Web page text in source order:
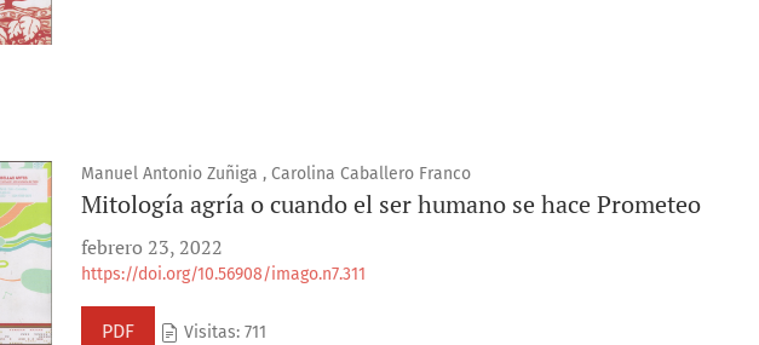
Manuel Antonio Zuñiga , Carolina Caballero Franco
Mitología agría o cuando el ser humano se hace Prometeo
febrero 23, 2022
https://doi.org/10.56908/imago.n7.311
PDF Visitas: 711